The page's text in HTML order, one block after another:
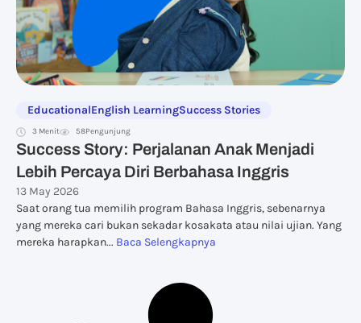
EducationalEnglish LearningSuccess Stories
3 Menit 58Pengunjung
Success Story: Perjalanan Anak Menjadi
Lebih Percaya Diri Berbahasa Inggris
13 May 2026
Saat orang tua memilih program Bahasa Inggris, sebenarnya
yang mereka cari bukan sekadar kosakata atau nilai ujian. Yang
mereka harapkan... Baca Selengkapnya